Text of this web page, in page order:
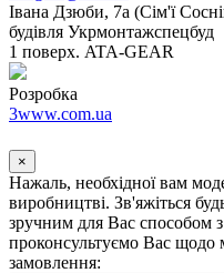
Івана Дзюби, 7а (Сім'ї
будівля Укрмонтажспецбуд
1 поверх. ATA-GEAR
Розробка
3www.com.ua
×
Нажаль, необхідної вам
виробництві. Зв'яжіться
зручним для Вас способом
проконсультуємо Вас щодо
замовлення: